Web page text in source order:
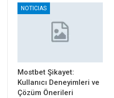
NOTICIAS
Mostbet Şikayet:
Kullanıcı Deneyimleri ve
Çözüm Önerileri